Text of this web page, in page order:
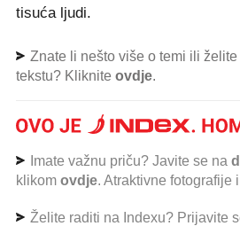
tisuća ljudi.
Znate li nešto više o temi ili
tekstu? Kliknite ovdje.
Imate važnu priču? Javite se na
klikom ovdje. Atraktivne fotografije
Želite raditi na Indexu? Prijavite